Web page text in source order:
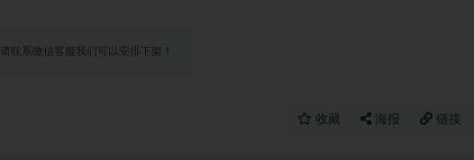
联系微信客服我们可以安排下架！
收藏 海报 链接